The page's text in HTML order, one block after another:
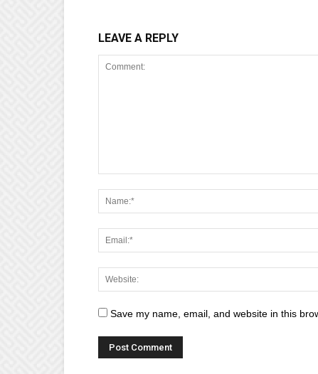
LEAVE A REPLY
Save my name, email, and website in this